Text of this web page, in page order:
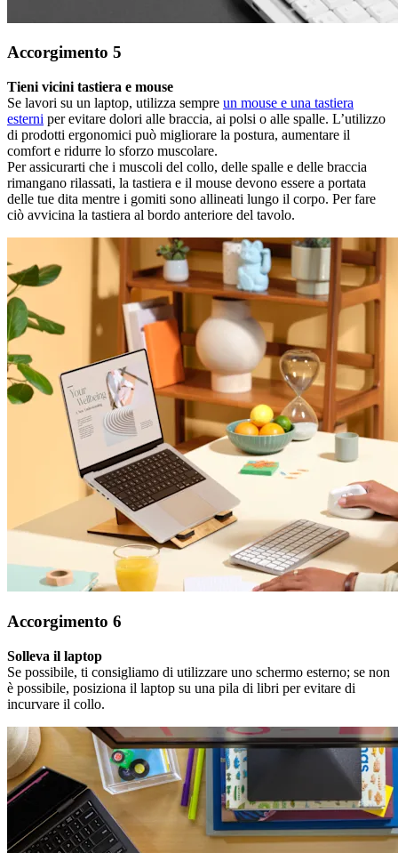
Accorgimento 5
Tieni vicini tastiera e mouse
Se lavori su un laptop, utilizza sempre un mouse e una tastiera
esterni per evitare dolori alle braccia, ai polsi o alle spalle. L’utilizzo
di prodotti ergonomici può migliorare la postura, aumentare il
comfort e ridurre lo sforzo muscolare.
Per assicurarti che i muscoli del collo, delle spalle e delle braccia
rimangano rilassati, la tastiera e il mouse devono essere a portata
delle tue dita mentre i gomiti sono allineati lungo il corpo. Per fare
ciò avvicina la tastiera al bordo anteriore del tavolo.
Accorgimento 6
Solleva il laptop
Se possibile, ti consigliamo di utilizzare uno schermo esterno; se non
è possibile, posiziona il laptop su una pila di libri per evitare di
incurvare il collo.